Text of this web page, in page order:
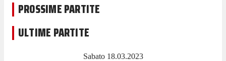
PROSSIME PARTITE
ULTIME PARTITE
Sabato 18.03.2023